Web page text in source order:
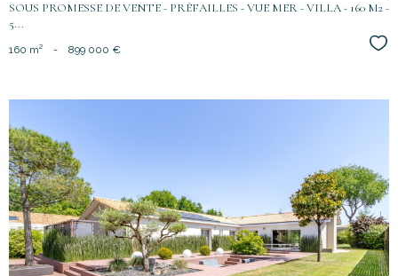
SOUS PROMESSE DE VENTE - PRÉFAILLES - VUE MER - VILLA - 160 M2 -
5...
160 m² - 899 000 €
voir le
bien